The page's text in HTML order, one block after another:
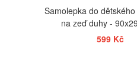
Samolepka do
na zeď duhy -
599 Kč